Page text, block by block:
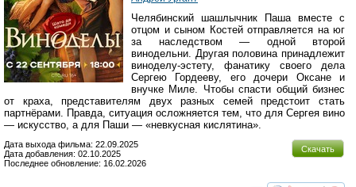
Челябинский шашлычник Паша вместе с
отцом и сыном Костей отправляется на юг
за наследством — одной второй
винодельни. Другая половина принадлежит
виноделу-эстету, фанатику своего дела
Сергею Гордееву, его дочери Оксане и
внучке Миле. Чтобы спасти общий бизнес
от краха, представителям двух разных семей предстоит стать
партнёрами. Правда, ситуация осложняется тем, что для Сергея вино
— искусство, а для Паши — «невкусная кислятина».
Скачать
Дата выхода фильма: 22.09.2025
Дата добавления: 02.10.2025
Последнее обновление: 16.02.2026